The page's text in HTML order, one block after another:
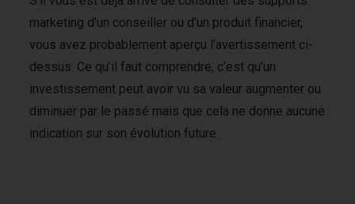
marketing d’un conseiller ou d’un produit financier,
vous avez probablement aperçu l’avertissement ci-
dessus. Ce qu’il faut comprendre, c’est qu’un
investissement peut avoir vu sa valeur augmenter ou
diminuer par le passé mais que cela ne donne aucune
indication sur son évolution future.